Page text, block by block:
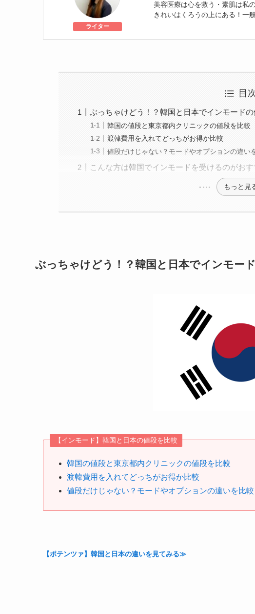
ライター
美容医療は心を救う・素肌は私
きれいはくろうの上にある！一
目
ぶっちゃけどう！？韓国と日本でインモード
韓国の値段と東京都内クリニックの値段を比較
渡韓費用を入れてどっちがお得か比較
値段だけじゃない？モードやオプションの違い
こんな方は韓国でインモードを受けるのがおす
もっと見
ぶっちゃけどう！？韓国と日本でインモー
【インモード】韓国と日本の値段を比較
韓国の値段と東京都内クリニックの値段を比較
渡韓費用を入れてどっちがお得か比較
値段だけじゃない？モードやオプションの違いを比較
【ポテンツァ】韓国と日本の違いを見てみる≫